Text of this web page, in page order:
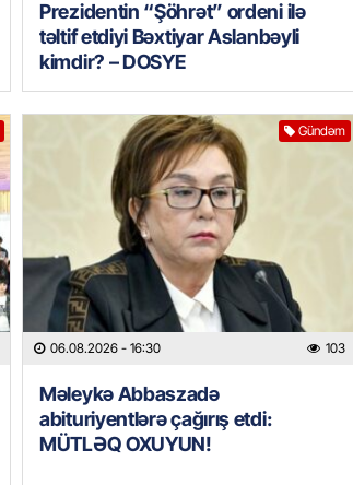
Prezidentin “Şöhrət” ordeni ilə
təltif etdiyi Bəxtiyar Aslanbəyli
kimdir? – DOSYE
Gündəm
06.08.2026 - 16:30 103
Məleykə Abbaszadə
abituriyentlərə çağırış etdi:
MÜTLƏQ OXUYUN!